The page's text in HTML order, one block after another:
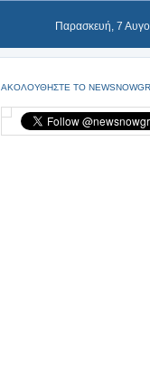
Παρασκευή, 7
ΑΚΟΛΟΥΘΗΣΤΕ ΤΟ